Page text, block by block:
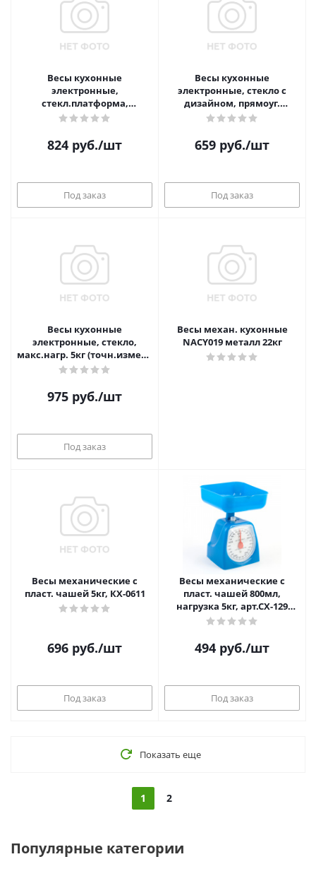
Весы кухонные
электронные,
стекл.платформа,
макс.нагр. 5кг (точн.измер.
824 руб./шт
Под заказ
Весы кухонные
электронные, стекло с
дизайном, прямоуг.
макс.нагр. 5кг (точн.измер.
659 руб./шт
Под заказ
Весы кухонные
электронные, стекло,
макс.нагр. 5кг (точн.измер. 1гр),
2 цвета LEBEN
975 руб./шт
Под заказ
Весы механ. кухонные
NACY019 металл 22кг
Весы механические с
пласт. чашей 5кг, КХ-0611
696 руб./шт
Под заказ
Весы механические с
пласт. чашей 800мл,
нагрузка 5кг, арт.СХ-129
цвет микс
494 руб./шт
Под заказ
Показать еще
1 2
Популярные категории